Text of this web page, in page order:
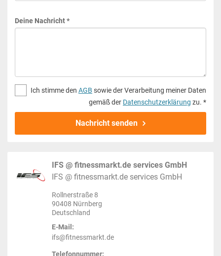
Deine Nachricht *
Ich stimme den AGB sowie der Verarbeitung meiner Daten
gemäß der Datenschutzerklärung zu. *
Nachricht senden
IFS @ fitnessmarkt.de services GmbH
IFS @ fitnessmarkt.de services GmbH
Rollnerstraße 8
90408 Nürnberg
Deutschland
E-Mail:
ifs@fitnessmarkt.de
Telefonnummer: